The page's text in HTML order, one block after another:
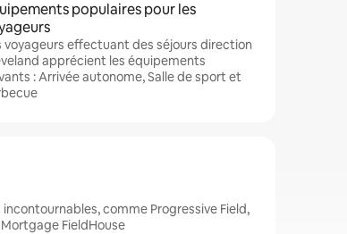
populaires pour les
voyageurs effectuant des séjours direction
apprécient les équipements
: Arrivée autonome, Salle de sport et
comme Progressive Field,
FieldHouse